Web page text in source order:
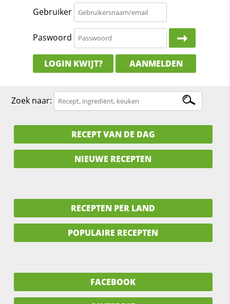
Gebruiker
Paswoord
LOGIN KWIJT? AANMELDEN
Zoek naar:
RECEPT VAN DE DAG
NIEUWE RECEPTEN
RECEPTEN PER LAND
POPULAIRE RECEPTEN
FACEBOOK